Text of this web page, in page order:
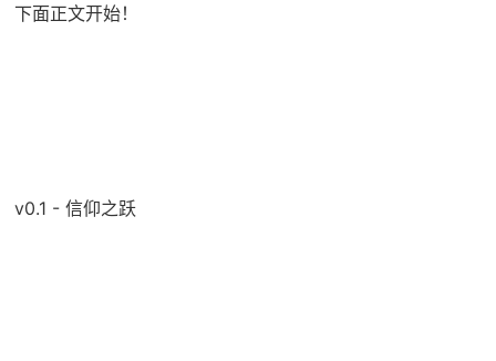
下面正文开始！
v0.1 - 信仰之跃